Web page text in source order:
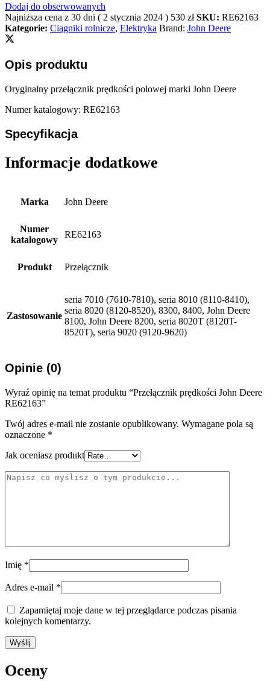
Dodaj do obserwowanych
Najniższa cena z 30 dni ( 2 stycznia 2024 ) 530 zł SKU: RE62163
Kategorie: Ciągniki rolnicze, Elektryka Brand: John Deere
Opis produktu
Oryginalny przełącznik prędkości polowej marki John Deere
Numer katalogowy: RE62163
Specyfikacja
Informacje dodatkowe
Marka John Deere
Numer
katalogowy
RE62163
Produkt Przełącznik
Zastosowanie
seria 7010 (7610-7810), seria 8010 (8110-8410),
seria 8020 (8120-8520), 8300, 8400, John Deere
8100, John Deere 8200, seria 8020T (8120T-
8520T), seria 9020 (9120-9620)
Opinie (0)
Wyraź opinię na temat produktu “Przełącznik prędkości John Deere
RE62163”
Twój adres e-mail nie zostanie opublikowany. Wymagane pola są
oznaczone *
Jak oceniasz produkt
Imię *
Adres e-mail *
Zapamiętaj moje dane w tej przeglądarce podczas pisania
kolejnych komentarzy.
Oceny